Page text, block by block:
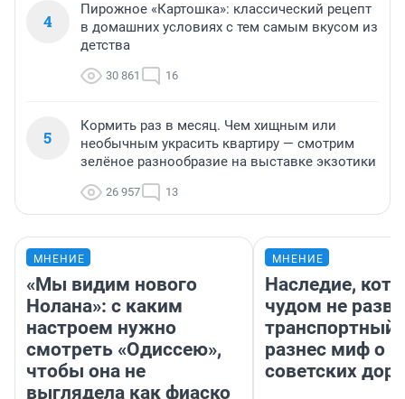
4
Пирожное «Картошка»: классический рецепт
в домашних условиях с тем самым вкусом из
детства
30 861 16
5
Кормить раз в месяц. Чем хищным или
необычным украсить квартиру — смотрим
зелёное разнообразие на выставке экзотики
26 957 13
МНЕНИЕ
«Мы видим нового
Нолана»: с каким
настроем нужно
смотреть «Одиссею»,
чтобы она не
выглядела как фиаско
МНЕНИЕ
Наследие,
чудом не
транспортный
разнес миф о
советских